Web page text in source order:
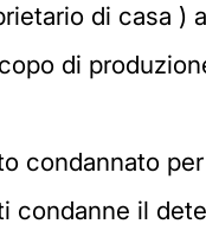
di casa
di
condannato
il